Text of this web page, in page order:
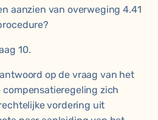
aanzien van overweging 4.41
10.
op de vraag van het
compensatieregeling zich
vordering uit